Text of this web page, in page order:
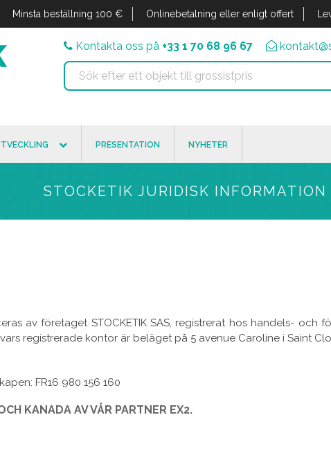
Minsta beställning 100 € Onlinebetalning eller enligt offert
Kontakta oss på +33 1 70 68 96 67
PRESENTATION NYHETER
STOCKETIK JURIDISK INFORMATION
av företaget STOCKETIK SAS, registrerat hos handels- och
vars registrerade kontor är beläget på 5 avenue Caroline i Saint
FR16 980 156 160
KANADA AV VÅR PARTNER EX2.